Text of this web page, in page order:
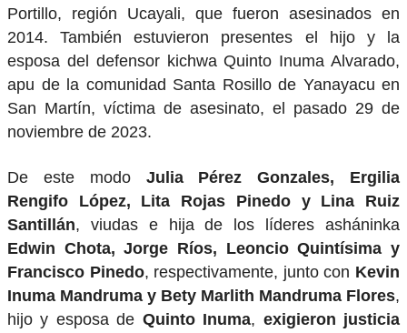
Portillo, región Ucayali, que fueron asesinados en
2014. También estuvieron presentes el hijo y la
esposa del defensor kichwa Quinto Inuma Alvarado,
apu de la comunidad Santa Rosillo de Yanayacu en
San Martín, víctima de asesinato, el pasado 29 de
noviembre de 2023.
De este modo Julia Pérez Gonzales, Ergilia
Rengifo López, Lita Rojas Pinedo y Lina Ruiz
Santillán, viudas e hija de los líderes asháninka
Edwin Chota, Jorge Ríos, Leoncio Quintísima y
Francisco Pinedo, respectivamente, junto con Kevin
Inuma Mandruma y Bety Marlith Mandruma Flores,
hijo y esposa de Quinto Inuma, exigieron justicia